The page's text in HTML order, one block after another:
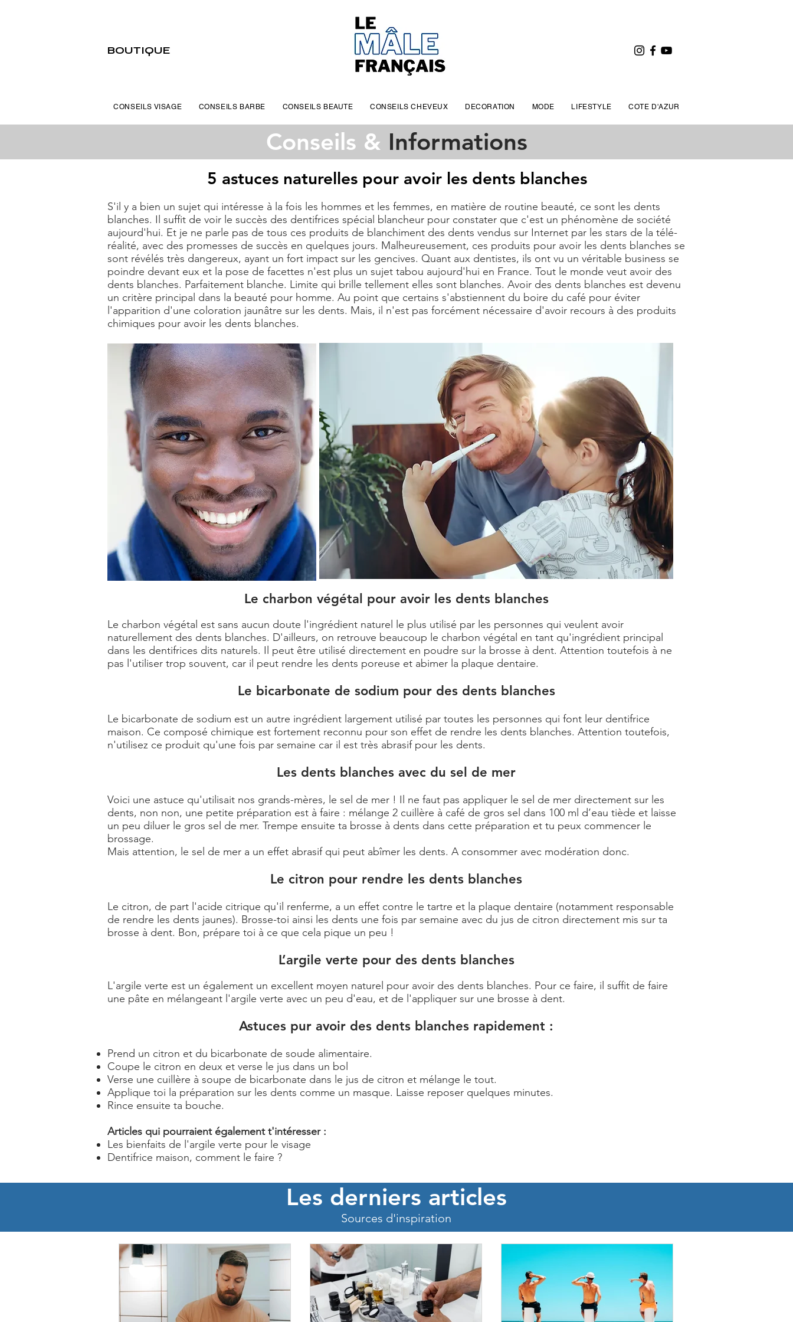
BOUTIQUE
Conseils & Informations
5 astuces naturelles pour avoir les dents blanches
S'il y a bien un sujet qui intéresse à la fois les hommes et les femmes, en matière de routine beauté, ce sont les dents
blanches. Il suffit de voir le succès des dentifrices spécial blancheur pour constater que c'est un phénomène de société
aujourd'hui. Et je ne parle pas de tous ces produits de blanchiment des dents vendus sur Internet par les stars de la télé-
réalité, avec des promesses de succès en quelques jours. Malheureusement, ces produits pour avoir les dents blanches se
sont révélés très dangereux, ayant un fort impact sur les gencives. Quant aux dentistes, ils ont vu un véritable business se
poindre devant eux et la pose de facettes n'est plus un sujet tabou aujourd'hui en France. Tout le monde veut avoir des
dents blanches. Parfaitement blanche. Limite qui brille tellement elles sont blanches. Avoir des dents blanches est devenu
un critère principal dans la beauté pour homme. Au point que certains s'abstiennent du boire du café pour éviter
l'apparition d'une coloration jaunâtre sur les dents. Mais, il n'est pas forcément nécessaire d'avoir recours à des produits
chimiques pour avoir les dents blanches.
Le charbon végétal pour avoir les dents blanches
Le charbon végétal est sans aucun doute l'ingrédient naturel le plus utilisé par les personnes qui veulent avoir
naturellement des dents blanches. D'ailleurs, on retrouve beaucoup le charbon végétal en tant qu'ingrédient principal
dans les dentifrices dits naturels. Il peut être utilisé directement en poudre sur la brosse à dent. Attention toutefois à ne
pas l'utiliser trop souvent, car il peut rendre les dents poreuse et abimer la plaque dentaire.
Le bicarbonate de sodium pour des dents blanches
Le bicarbonate de sodium est un autre ingrédient largement utilisé par toutes les personnes qui font leur dentifrice
maison. Ce composé chimique est fortement reconnu pour son effet de rendre les dents blanches. Attention toutefois,
n'utilisez ce produit qu'une fois par semaine car il est très abrasif pour les dents.
Les dents blanches avec du sel de mer
Voici une astuce qu'utilisait nos grands-mères, le sel de mer ! Il ne faut pas appliquer le sel de mer directement sur les
dents, non non, une petite préparation est à faire : mélange 2 cuillère à café de gros sel dans 100 ml d’eau tiède et laisse
un peu diluer le gros sel de mer. Trempe ensuite ta brosse à dents dans cette préparation et tu peux commencer le
brossage.
Mais attention, le sel de mer a un effet abrasif qui peut abîmer les dents. A consommer avec modération donc.
Le citron pour rendre les dents blanches
Le citron, de part l'acide citrique qu'il renferme, a un effet contre le tartre et la plaque dentaire (notamment responsable
de rendre les dents jaunes). Brosse-toi ainsi les dents une fois par semaine avec du jus de citron directement mis sur ta
brosse à dent. Bon, prépare toi à ce que cela pique un peu !
L’argile verte pour des dents blanches
L'argile verte est un également un excellent moyen naturel pour avoir des dents blanches. Pour ce faire, il suffit de faire
une pâte en mélangeant l'argile verte avec un peu d'eau, et de l'appliquer sur une brosse à dent.
Astuces pur avoir des dents blanches rapidement :
Prend un citron et du bicarbonate de soude alimentaire.
Coupe le citron en deux et verse le jus dans un bol
Verse une cuillère à soupe de bicarbonate dans le jus de citron et mélange le tout.
Applique toi la préparation sur les dents comme un masque. Laisse reposer quelques minutes.
Rince ensuite ta bouche.
Articles qui pourraient également t'intéresser :
Les bienfaits de l'argile verte pour le visage
Dentifrice maison, comment le faire ?
Les derniers articles
Sources d'inspiration
CONSEILS VISAGE CONSEILS BARBE CONSEILS BEAUTE CONSEILS CHEVEUX DECORATION MODE LIFESTYLE COTE D'AZUR